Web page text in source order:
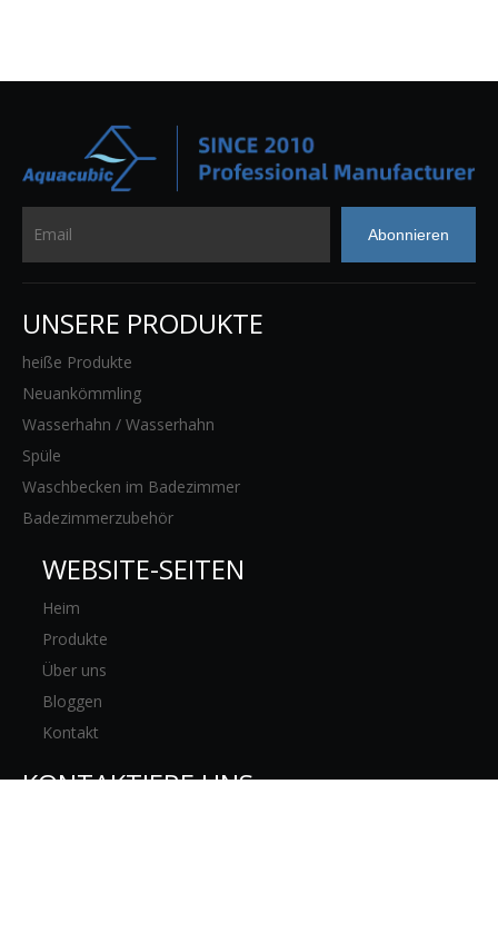
Abonnieren
UNSERE PRODUKTE
heiße Produkte
Neuankömmling
Wasserhahn / Wasserhahn
Spüle
Waschbecken im Badezimmer
Badezimmerzubehör
WEBSITE-SEITEN
Heim
Produkte
Über uns
Bloggen
Kontakt
KONTAKTIERE UNS